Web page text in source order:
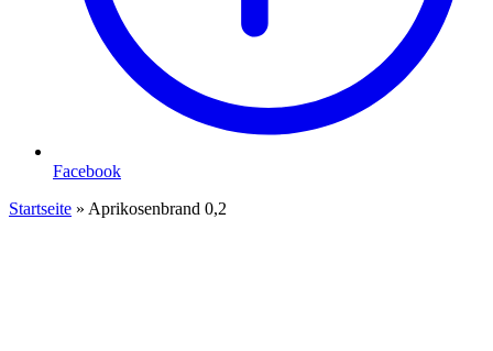
Facebook
Startseite » Aprikosenbrand 0,2